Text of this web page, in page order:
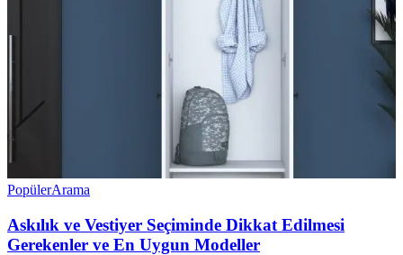
PopülerArama
Askılık ve Vestiyer Seçiminde Dikkat Edilmesi
Gerekenler ve En Uygun Modeller